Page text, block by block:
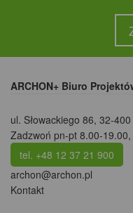
ARCHON+ Biuro
ul. Słowackiego 86, 32-
Zadzwoń pn-pt 8.00-
tel. +48 12 37 21 900
archon@archon.pl
Kontakt